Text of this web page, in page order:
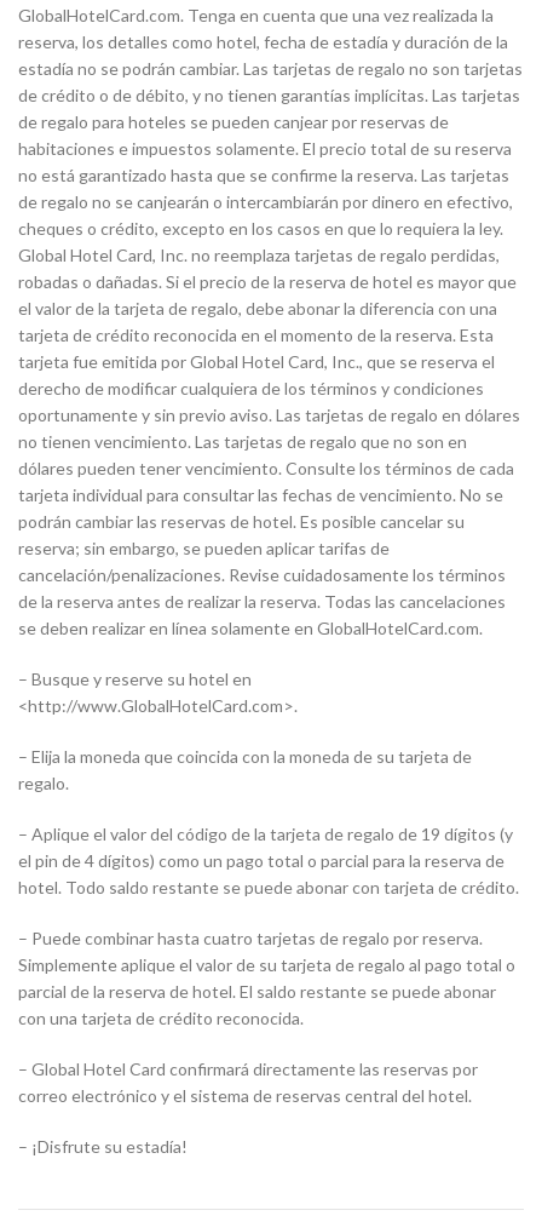
GlobalHotelCard.com. Tenga en cuenta que una vez realizada la
reserva, los detalles como hotel, fecha de estadía y duración de la
estadía no se podrán cambiar. Las tarjetas de regalo no son tarjetas
de crédito o de débito, y no tienen garantías implícitas. Las tarjetas
de regalo para hoteles se pueden canjear por reservas de
habitaciones e impuestos solamente. El precio total de su reserva
no está garantizado hasta que se confirme la reserva. Las tarjetas
de regalo no se canjearán o intercambiarán por dinero en efectivo,
cheques o crédito, excepto en los casos en que lo requiera la ley.
Global Hotel Card, Inc. no reemplaza tarjetas de regalo perdidas,
robadas o dañadas. Si el precio de la reserva de hotel es mayor que
el valor de la tarjeta de regalo, debe abonar la diferencia con una
tarjeta de crédito reconocida en el momento de la reserva. Esta
tarjeta fue emitida por Global Hotel Card, Inc., que se reserva el
derecho de modificar cualquiera de los términos y condiciones
oportunamente y sin previo aviso. Las tarjetas de regalo en dólares
no tienen vencimiento. Las tarjetas de regalo que no son en
dólares pueden tener vencimiento. Consulte los términos de cada
tarjeta individual para consultar las fechas de vencimiento. No se
podrán cambiar las reservas de hotel. Es posible cancelar su
reserva; sin embargo, se pueden aplicar tarifas de
cancelación/penalizaciones. Revise cuidadosamente los términos
de la reserva antes de realizar la reserva. Todas las cancelaciones
se deben realizar en línea solamente en GlobalHotelCard.com.
– Busque y reserve su hotel en
<http://www.GlobalHotelCard.com>.
– Elija la moneda que coincida con la moneda de su tarjeta de
regalo.
– Aplique el valor del código de la tarjeta de regalo de 19 dígitos (y
el pin de 4 dígitos) como un pago total o parcial para la reserva de
hotel. Todo saldo restante se puede abonar con tarjeta de crédito.
– Puede combinar hasta cuatro tarjetas de regalo por reserva.
Simplemente aplique el valor de su tarjeta de regalo al pago total o
parcial de la reserva de hotel. El saldo restante se puede abonar
con una tarjeta de crédito reconocida.
– Global Hotel Card confirmará directamente las reservas por
correo electrónico y el sistema de reservas central del hotel.
– ¡Disfrute su estadía!